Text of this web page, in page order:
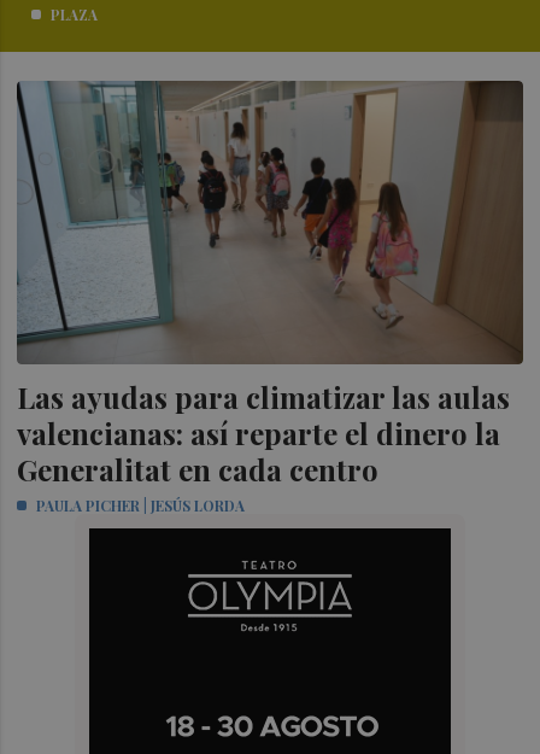
PLAZA
Las ayudas para climatizar las aulas
valencianas: así reparte el dinero la
Generalitat en cada centro
PAULA PICHER | JESÚS LORDA